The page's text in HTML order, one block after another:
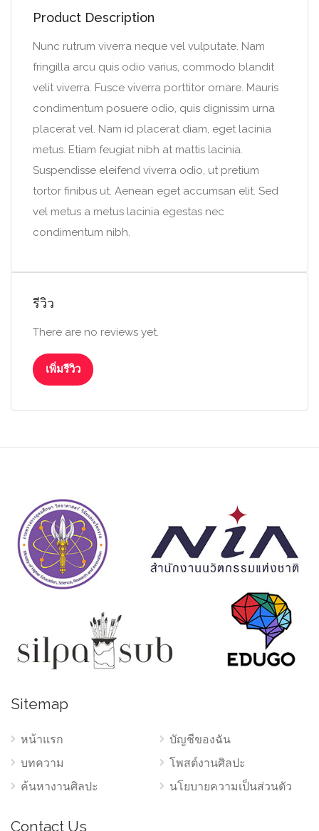
Product Description
Nunc rutrum viverra neque vel vulputate. Nam
fringilla arcu quis odio varius, commodo blandit
velit viverra. Fusce viverra porttitor ornare. Mauris
condimentum posuere odio, quis dignissim urna
placerat vel. Nam id placerat diam, eget lacinia
metus. Etiam feugiat nibh at mattis lacinia.
Suspendisse eleifend viverra odio, ut pretium
tortor finibus ut. Aenean eget accumsan elit. Sed
vel metus a metus lacinia egestas nec
condimentum nibh.
รีวิว
There are no reviews yet.
เพิ่มรีวิว
Sitemap
หน้าแรก
บทความ
ค้นหางานศิลปะ
บัญชีของฉัน
โพสต์งานศิลปะ
นโยบายความเป็นส่วนตัว
Contact Us